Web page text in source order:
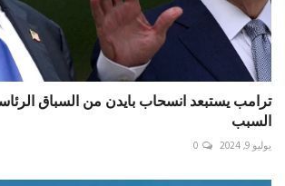
ترامب يستبعد انسحاب بايدن من السباق
السبب
يوليو 9, 2024 0